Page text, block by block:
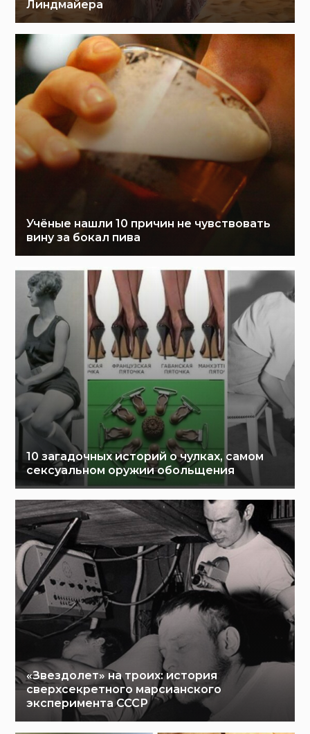
Линдмайера
Учёные нашли 10 причин не чувствовать
вину за бокал пива
10 загадочных историй о чулках, самом
сексуальном оружии обольщения
«Звездолет» на троих: история
сверхсекретного марсианского
эксперимента СССР